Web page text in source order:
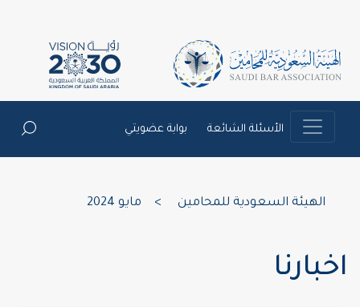
الأسئلة الشائعة بوابة عضويتي
الهيئة السعودية للمحامين مايو 2024
اخبارنا